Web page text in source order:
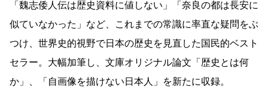
「魏志倭人伝は歴史資料に値しない」「奈良の都は長安に
似ていなかった」など、これまでの常識に率直な疑問をぶ
つけ、世界史的視野で日本の歴史を見直した国民的ベスト
セラー。大幅加筆し、文庫オリジナル論文「歴史とは何
か」、「自画像を描けない日本人」を新たに収録。